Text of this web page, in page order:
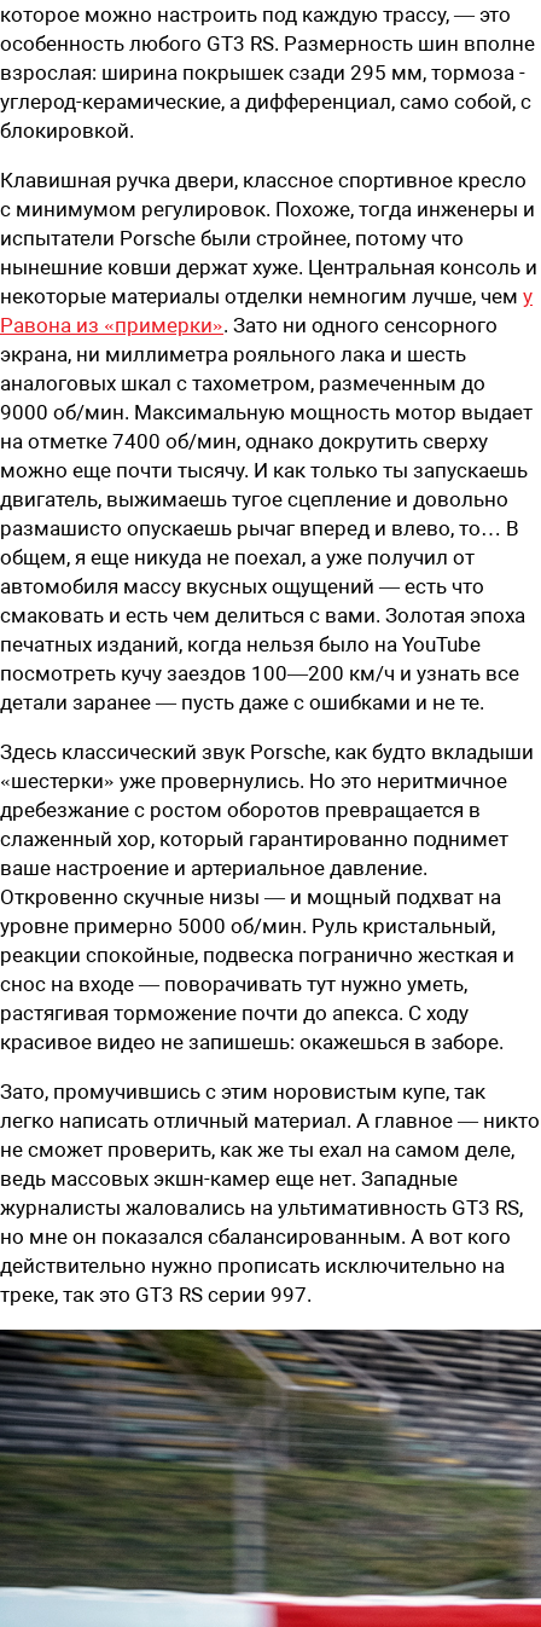
которое можно настроить под каждую трассу, — это
особенность любого GT3 RS. Размерность шин вполне
взрослая: ширина покрышек сзади 295 мм, тормоза ­
углерод-керамические, а дифференциал, само собой, с
блокировкой.
Клавишная ручка двери, классное спортивное кресло
с минимумом регулировок. Похоже, тогда инженеры и
испытатели Porsche были стройнее, потому что
нынешние ковши держат хуже. Центральная консоль и
некоторые материалы отделки немногим лучше, чем у
Равона из «примерки». Зато ни одного сенсорного
экрана, ни миллиметра рояльного лака и шесть
аналоговых шкал с тахометром, размеченным до
9000 об/мин. Максимальную мощность мотор выдает
на отметке 7400 об/мин, однако докрутить сверху
можно еще почти тысячу. И как только ты запускаешь
двигатель, выжимаешь тугое сцепление и довольно
размашисто опускаешь рычаг вперед и влево, то… В
общем, я еще никуда не поехал, а уже получил от
автомобиля массу вкусных ощущений — есть что
смаковать и есть чем делиться с вами. Золотая эпоха
печатных изданий, когда нельзя было на YouTube
посмотреть кучу заездов 100—200 км/ч и узнать все
детали заранее — пусть даже с ошибками и не те.
Здесь классический звук Porsche, как будто вкладыши
«шестерки» уже провернулись. Но это неритмичное
дребезжание с ростом оборотов превращается в
слаженный хор, который гарантированно поднимет
ваше настроение и артериальное давление.
Откровенно скучные низы — и мощный подхват на
уровне примерно 5000 об/мин. Руль кристальный,
реакции спокойные, подвеска погранично жесткая и
снос на входе — поворачивать тут нужно уметь,
растягивая торможение почти до апекса. С ходу
красивое видео не запишешь: окажешься в заборе.
Зато, промучившись с этим норовистым купе, так
легко написать отличный материал. А главное — никто
не сможет проверить, как же ты ехал на самом деле,
ведь массовых экшн-камер еще нет. Западные
журналисты жаловались на ультимативность GT3 RS,
но мне он показался сбалансированным. А вот кого
действительно нужно прописать исключительно на
треке, так это GT3 RS серии 997.